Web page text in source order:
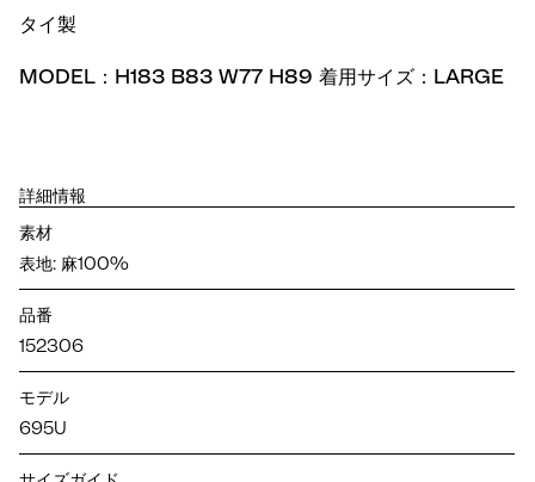
タイ製
MODEL：H183 B83 W77 H89 着用サイズ：LARGE
詳細情報
素材
表地: 麻100%
品番
152306
モデル
695U